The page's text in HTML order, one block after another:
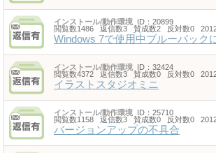
インストール/動作環境 ID：20899
閲覧数1486 返信数3 賛成数2 反対数0
Windows 7で使用中ブルーバック
インストール/動作環境 ID：32424
閲覧数4372 返信数3 賛成数0 反対数0
イラストスタジオミニ
インストール/動作環境 ID：25710
閲覧数1158 返信数3 賛成数0 反対数0
バージョンアップの不具合